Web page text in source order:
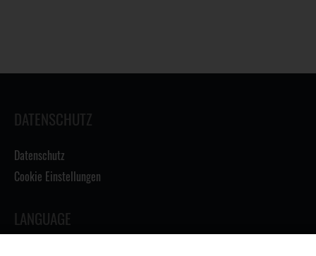
DATENSCHUTZ
Datenschutz
Cookie Einstellungen
LANGUAGE